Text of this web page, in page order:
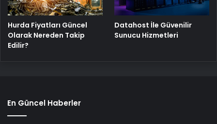
Hurda Fiyatları Güncel
Olarak Nereden Takip
Edilir?
Datahost İle Güvenilir
Sunucu Hizmetleri
En Güncel Haberler